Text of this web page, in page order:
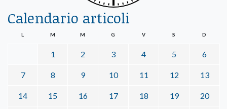
Calendario articoli
L M M G V S D
1 2 3 4 5 6
7 8 9 10 11 12 13
14 15 16 17 18 19 20